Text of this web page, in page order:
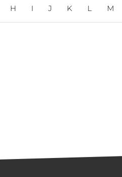
H I J K L M